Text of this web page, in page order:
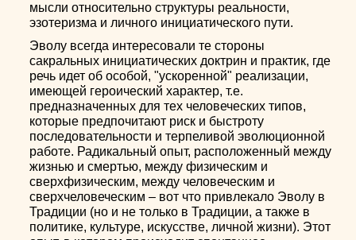
мысли относительно структуры реальности,
эзотеризма и личного инициатического пути.
Эволу всегда интересовали те стороны
сакральных инициатических доктрин и практик, где
речь идет об особой, "ускоренной" реализации,
имеющей героический характер, т.е.
предназначенных для тех человеческих типов,
которые предпочитают риск и быстроту
последовательности и терпеливой эволюционной
работе. Радикальный опыт, расположенный между
жизнью и смертью, между физическим и
сверхфизическим, между человеческим и
сверхчеловеческим – вот что привлекало Эволу в
Традиции (но и не только в Традиции, а также в
политике, культуре, искусстве, личной жизни). Этот